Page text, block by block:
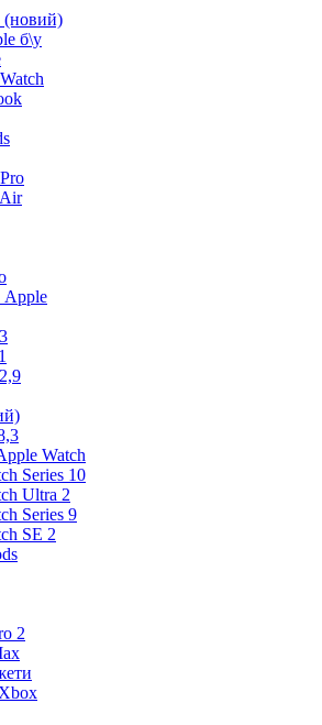
(новий)
б\у
Apple
Watch
Series 10
Ultra 2
Series 9
SE 2
2